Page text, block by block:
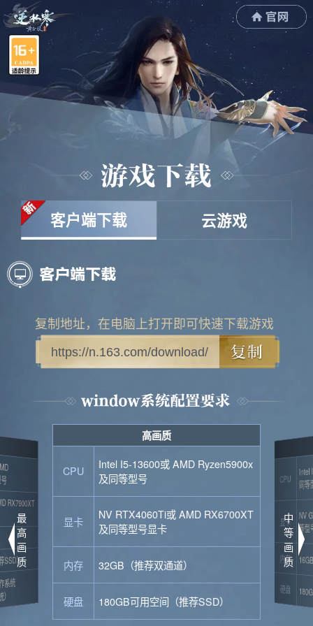
客户端下载 云游戏
复制地址，在电脑上打开即可快速下载游戏
RX7900XT
）
统
高画质
CPU
Intel I5-13600或 AMD Ryzen5900x
及同等型号
显卡
NV RTX4060Ti或 AMD RX6700XT
及同等型号显卡
内存 32GB（推荐双通道）
硬盘 180GB可用空间（推荐SSD）
CPU 同等
显卡
NV
等型
内存
硬盘
最
高
画
质
中
等
画
质